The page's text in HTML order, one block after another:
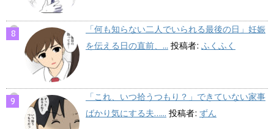
「何も知らない二人でいられる最後の日」妊娠
を伝える日の直前、... 投稿者: ふくふく
「これ、いつ拾うつもり？」できていない家事
ばかり気にする夫…... 投稿者: ずん